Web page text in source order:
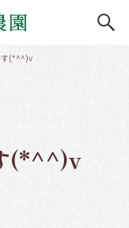
す(*^^)v
(*^^)v